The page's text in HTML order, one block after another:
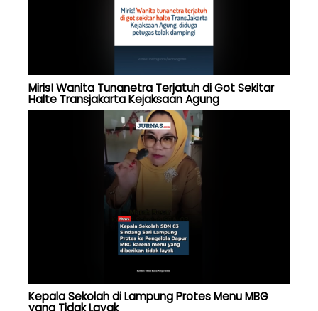
Miris! Wanita Tunanetra Terjatuh di Got Sekitar
Halte Transjakarta Kejaksaan Agung
Kepala Sekolah di Lampung Protes Menu MBG
yang Tidak Layak